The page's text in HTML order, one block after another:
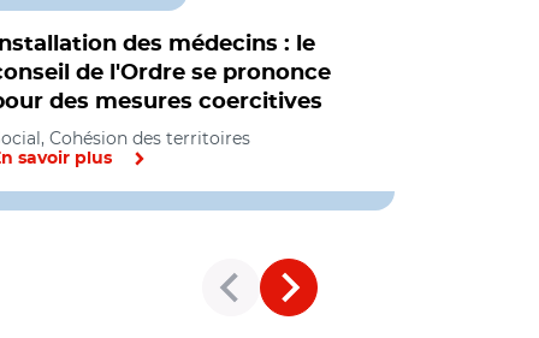
Installation des médecins : le
de l'Ordre se prononce
des mesures coercitives
Cohésion des territoires
savoir plus